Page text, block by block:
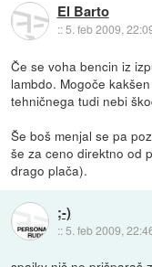
El Barto
::5. feb 2009,
Če se voha bencin iz
lambdo. Mogoče
tehničnega tudi nebi
Še boš menjal se pa
še za ceno direktno od
drago plača).
;-)
:: 5. feb 2009,